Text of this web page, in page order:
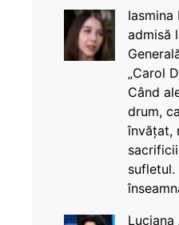
Iasmina
admisă
„Carol
Când
drum,
învățat,
sufletul.